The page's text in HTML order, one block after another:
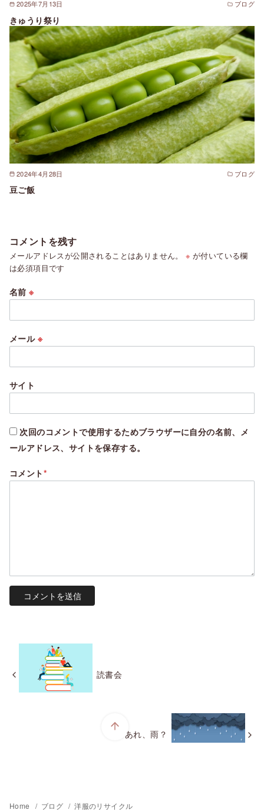
2025年7月13日 ブログ
きゅうり祭り
2024年4月28日 ブログ
豆ご飯
コメントを残す
メールアドレスが公開されることはありません。 ※ が付いている欄
は必須項目です
名前※
メール ※
サイト
次回のコメントで使用するためブラウザーに自分の名前、メ
ールアドレス、サイトを保存する。
コメント*
読書会
あれ、雨？
Home ブログ 洋服のリサイクル